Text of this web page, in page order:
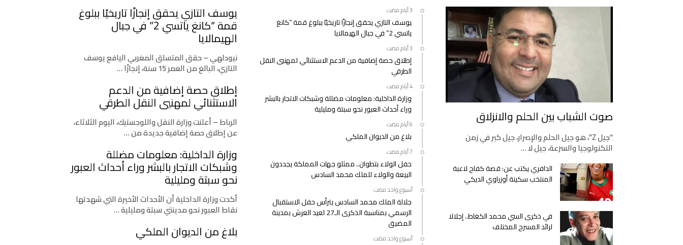
التباري
مغلقة
صوت الشباب بين الحلم والانزلاق
“جيل Z”، هو جيل الحلم والإصرار، جيل كبر في زمن
التكنولوجيا والسرعة، جيل لا …
الدافري يكتب عن: قصة كفاح لاعبة
المنتخب سكينة أوزراوي الديكي
في ذكرى السي محمد الكغاط.. إجلالا
لرائد المسرح المختلف
يوسف التازي يحقق إنجازًا تاريخيًا ببلوغ قمة “كانغ
ياتسي 2” في جبال الهيمالايا
إطلاق حصة إضافية من الدعم الاستثنائي لمهنيي النقل
الطرقي
‫‫‫‏‫4 أيام مضت‬
وزارة الداخلية: معلومات مضللة وشبكات الاتجار بالبشر
وراء أحداث العبور نحو سبتة ومليلية
بلاغ من الديوان الملكي
حفل الولاء بتطوان.. ممثلو جهات المملكة يجددون
البيعة والولاء للملك محمد السادس
‫‫‫‏‫أسبوع واحد مضت‬
جلالة الملك محمد السادس يترأس حفل الاستقبال
الرسمي بمناسبة الذكرى الـ27 لعيد العرش بمدينة
المضيق
‫‫‫‏‫أسبوع واحد مضت‬
يوسف التازي يحقق إنجازًا تاريخيًا ببلوغ
قمة “كانغ ياتسي 2” في جبال
الهيمالايا
نيودلهي – حقق المتسلق المغربي اليافع يوسف
التازي، البالغ من العمر 15 سنة، إنجازًا …
إطلاق حصة إضافية من الدعم
الاستثنائي لمهنيي النقل الطرقي
الرباط – أعلنت وزارة النقل واللوجستيك، اليوم الثلاثاء،
عن إطلاق حصة إضافية جديدة من …
وزارة الداخلية: معلومات مضللة
وشبكات الاتجار بالبشر وراء أحداث العبور
نحو سبتة ومليلية
أكدت وزارة الداخلية أن الأحداث الأخيرة التي شهدتها
نقاط العبور نحو مدينتي سبتة ومليلية …
بلاغ من الديوان الملكي